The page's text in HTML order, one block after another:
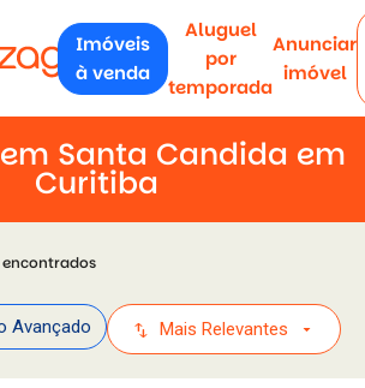
Imóveis
à venda
Aluguel
por
temporada
Anunciar
imóvel
Santa Candida em
Curitiba
encontrados
Avançado swap_vert Mais Relevantes arrow_drop_down